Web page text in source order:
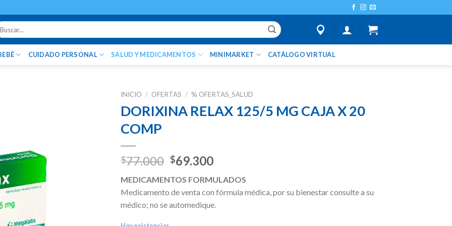
CUIDADO PERSONAL SALUD Y MEDICAMENTOS MINIMARKET CATÁLOGO VIRTUAL
INICIO / OFERTAS / % OFERTAS_SALUD
DORIXINA RELAX 125/5 MG CAJA X 20
COMP
$77.000 Original
was:
$77.000.
$69.300Current
is:
$69.300.
MEDICAMENTOS FORMULADOS
Medicamento de venta con fórmula médica, por su bienestar consulte a su
médico; no se automedique.